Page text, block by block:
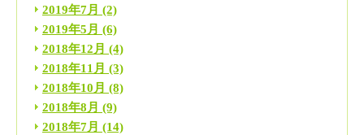
2019年7月 (2)
2019年5月 (6)
2018年12月 (4)
2018年11月 (3)
2018年10月 (8)
2018年8月 (9)
2018年7月 (14)